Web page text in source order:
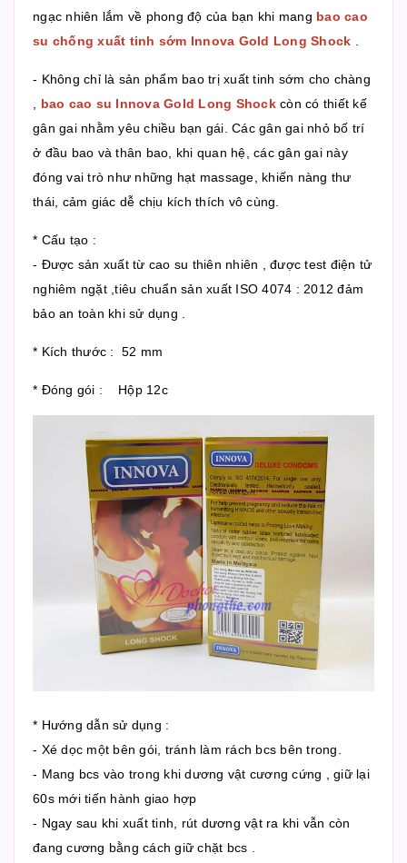
ngạc nhiên lắm về phong độ của bạn khi mang bao cao
su chống xuất tinh sớm Innova Gold Long Shock
- Không chỉ là sản phẩm bao trị xuất tinh sớm cho chàng
bao cao su Innova Gold Long Shockcòn có thiết kế
gân gai nhằm yêu chiều bạn gái. Các gân gai nhỏ bố trí
ở đầu bao và thân bao, khi quan hệ, các gân gai này
đóng vai trò như những hạt massage, khiến nàng thư
thái, cảm giác dễ chịu kích thích vô cùng.
* Cấu tạo :
- Được sản xuất từ cao su thiên nhiên , được test điện tử
nghiêm ngặt ,tiêu chuẩn sản xuất ISO 4074 : 2012 đảm
bảo an toàn khi sử dụng .
* Kích thước : 52 mm
* Đóng gói : Hộp 12c
* Hướng dẫn sử dụng :
- Xé dọc một bên gói, tránh làm rách bcs bên trong.
- Mang bcs vào trong khi dương vật cương cứng , giữ lại
60s mới tiến hành giao hợp
- Ngay sau khi xuất tinh, rút dương vật ra khi vẫn còn
đang cương bằng cách giữ chặt bcs .